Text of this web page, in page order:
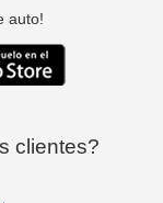
auto!
clientes?